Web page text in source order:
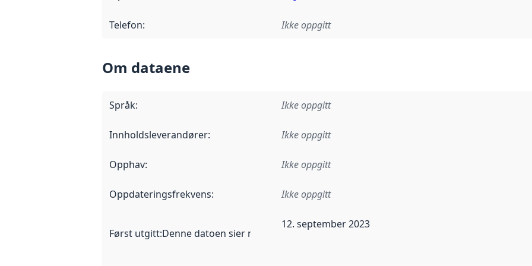
Telefon: Ikke oppgitt
Om dataene
Språk: Ikke oppgitt
Innholdsleverandører: Ikke oppgitt
Opphav: Ikke oppgitt
Oppdateringsfrekvens: Ikke oppgitt
Først utgitt:Denne datoen sier når dataene i dette datasettet første gang ble utgitt. Det kan
12. september 2023